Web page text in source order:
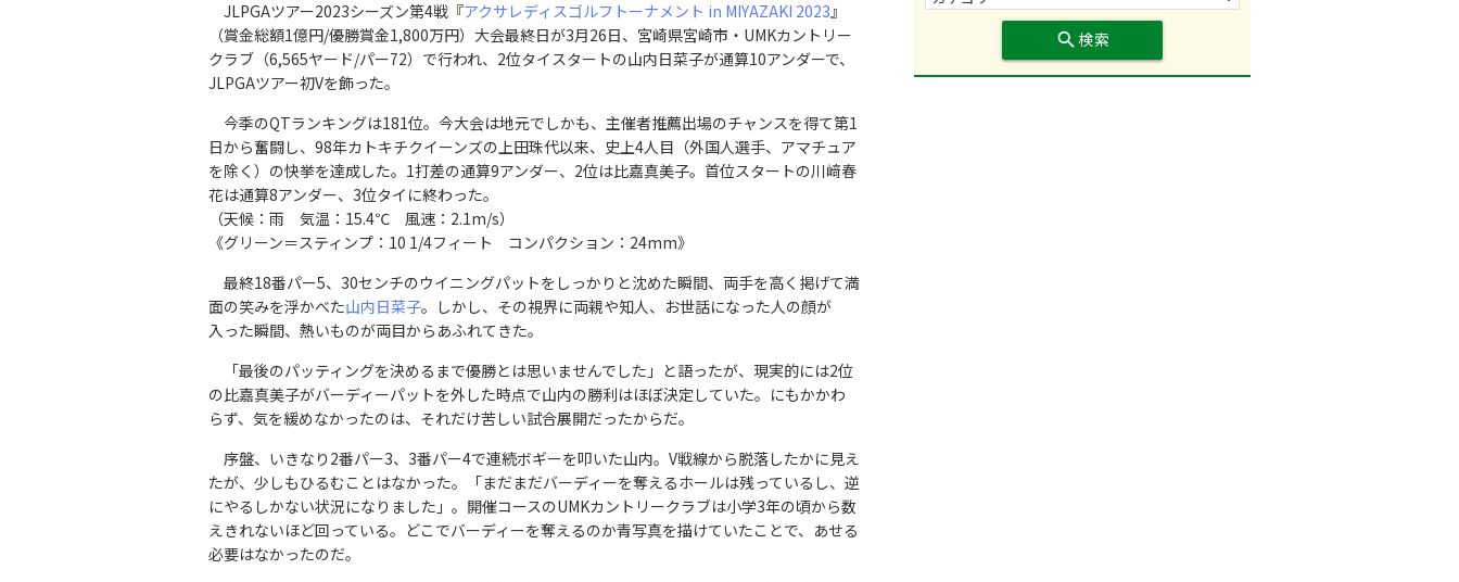
JLPGAツアー2023シーズン第4戦『アクサレディスゴルフトーナメント in MIYAZAKI 2023』
（賞金総額1億円/優勝賞金1,800万円）大会最終日が3月26日、宮崎県宮崎市・UMKカントリー
クラブ（6,565ヤード/パー72）で行われ、2位タイスタートの山内日菜子が通算10アンダーで、
JLPGAツアー初Vを飾った。
今季のQTランキングは181位。今大会は地元でしかも、主催者推薦出場のチャンスを得て第1
日から奮闘し、98年カトキチクイーンズの上田珠代以来、史上4人目（外国人選手、アマチュア
を除く）の快挙を達成した。1打差の通算9アンダー、2位は比嘉真美子。首位スタートの川﨑春
花は通算8アンダー、3位タイに終わった。
（天候：雨 気温：15.4℃ 風速：2.1m/s）
《グリーン＝スティンプ：10 1/4フィート コンパクション：24mm》
最終18番パー5、30センチのウイニングパットをしっかりと沈めた瞬間、両手を高く掲げて満
面の笑みを浮かべた山内日菜子。しかし、その視界に両親や知人、お世話になった人の顔が
入った瞬間、熱いものが両目からあふれてきた。
「最後のパッティングを決めるまで優勝とは思いませんでした」と語ったが、現実的には2位
の比嘉真美子がバーディーパットを外した時点で山内の勝利はほぼ決定していた。にもかかわ
らず、気を緩めなかったのは、それだけ苦しい試合展開だったからだ。
序盤、いきなり2番パー3、3番パー4で連続ボギーを叩いた山内。V戦線から脱落したかに見え
たが、少しもひるむことはなかった。「まだまだバーディーを奪えるホールは残っているし、逆
にやるしかない状況になりました」。開催コースのUMKカントリークラブは小学3年の頃から数
えきれないほど回っている。どこでバーディーを奪えるのか青写真を描けていたことで、あせる
必要はなかったのだ。
search 検索